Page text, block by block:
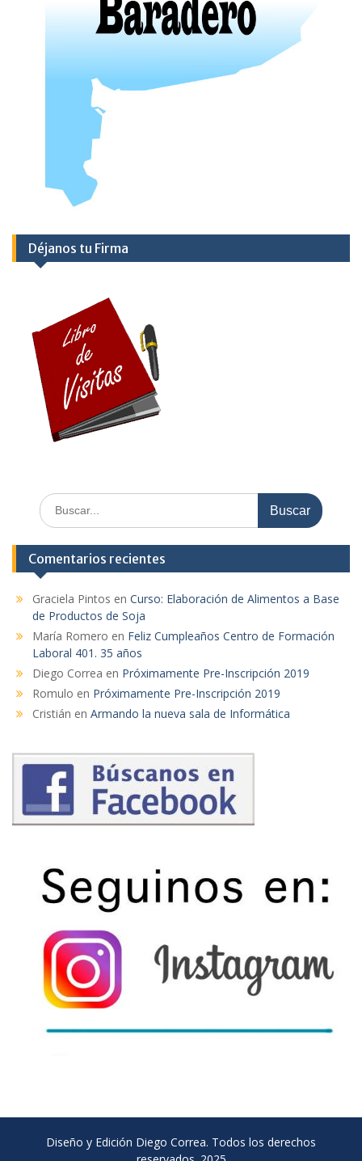
Déjanos tu Firma
Comentarios recientes
Graciela Pintos en Curso: Elaboración de Alimentos a Base
de Productos de Soja
María Romero en Feliz Cumpleaños Centro de Formación
Laboral 401. 35 años
Diego Correa en Próximamente Pre-Inscripción 2019
Romulo en Próximamente Pre-Inscripción 2019
Cristián en Armando la nueva sala de Informática
Diseño y Edición Diego Correa. Todos los derechos